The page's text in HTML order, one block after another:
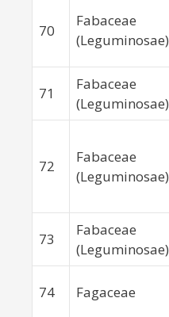
70
Fabaceae
(Leguminosae)
71
Fabaceae
(Leguminosae)
72
Fabaceae
(Leguminosae)
73
Fabaceae
(Leguminosae)
74 Fagaceae